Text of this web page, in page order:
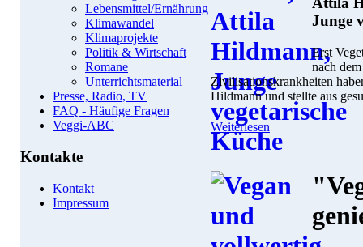
Lebensmittel/Ernährung
Klimawandel
Klimaprojekte
Politik & Wirtschaft
Romane
Unterrichtsmaterial
Presse, Radio, TV
FAQ - Häufige Fragen
Veggi-ABC
Kontakte
Kontakt
Impressum
Junge
Erst
nach
Zivilisationskrankheiten
Hildmann und stellte aus
Weiterlesen